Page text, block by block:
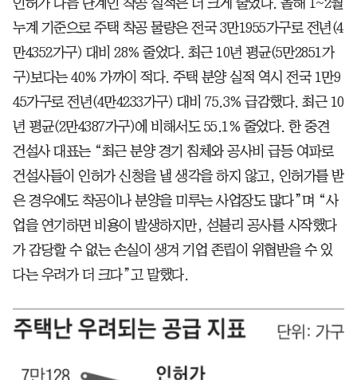
누계 기준으로 주택 착공 물량은 전국 3만1955가구로 전년(4
만4352가구) 대비 28% 줄었다. 최근 10년 평균(5만2851가
구)보다는 40% 가까이 적다. 주택 분양 실적 역시 전국 1만9
45가구로 전년(4만4233가구) 대비 75.3% 급감했다. 최근 10
년 평균(2만4387가구)에 비해서도 55.1% 줄었다. 한 중견
건설사 대표는 “최근 분양 경기 침체와 공사비 급등 여파로
건설사들이 인허가 신청을 낼 생각을 하지 않고, 인허가를 받
은 경우에도 착공이나 분양을 미루는 사업장도 많다”며 “사
업을 연기하면 비용이 발생하지만, 섣불리 공사를 시작했다
가 감당할 수 없는 손실이 생겨 기업 존립이 위협받을 수 있
다는 우려가 더 크다”고 말했다.